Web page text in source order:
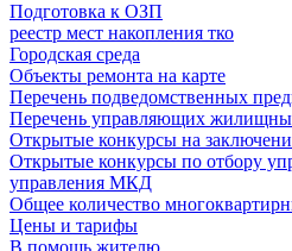
Подготовка к ОЗП
реестр мест накопления тко
Городская среда
Объекты ремонта на карте
Перечень подведомственных
Перечень управляющих
Открытые конкурсы на
Открытые конкурсы по отбору
управления МКД
Общее количество
Цены и тарифы
В помощь жителю